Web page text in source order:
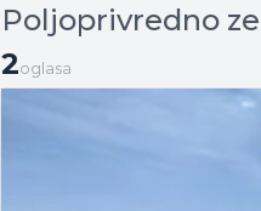
Poljoprivredno
2 oglasa
2oglasa